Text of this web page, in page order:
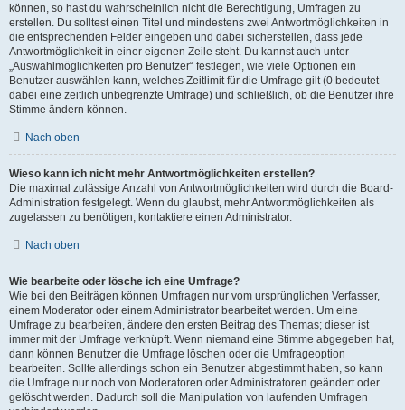
können, so hast du wahrscheinlich nicht die Berechtigung, Umfragen zu
erstellen. Du solltest einen Titel und mindestens zwei Antwortmöglichkeiten in
die entsprechenden Felder eingeben und dabei sicherstellen, dass jede
Antwortmöglichkeit in einer eigenen Zeile steht. Du kannst auch unter
„Auswahlmöglichkeiten pro Benutzer“ festlegen, wie viele Optionen ein
Benutzer auswählen kann, welches Zeitlimit für die Umfrage gilt (0 bedeutet
dabei eine zeitlich unbegrenzte Umfrage) und schließlich, ob die Benutzer ihre
Stimme ändern können.
Nach oben
Wieso kann ich nicht mehr Antwortmöglichkeiten erstellen?
Die maximal zulässige Anzahl von Antwortmöglichkeiten wird durch die Board-
Administration festgelegt. Wenn du glaubst, mehr Antwortmöglichkeiten als
zugelassen zu benötigen, kontaktiere einen Administrator.
Nach oben
Wie bearbeite oder lösche ich eine Umfrage?
Wie bei den Beiträgen können Umfragen nur vom ursprünglichen Verfasser,
einem Moderator oder einem Administrator bearbeitet werden. Um eine
Umfrage zu bearbeiten, ändere den ersten Beitrag des Themas; dieser ist
immer mit der Umfrage verknüpft. Wenn niemand eine Stimme abgegeben hat,
dann können Benutzer die Umfrage löschen oder die Umfrageoption
bearbeiten. Sollte allerdings schon ein Benutzer abgestimmt haben, so kann
die Umfrage nur noch von Moderatoren oder Administratoren geändert oder
gelöscht werden. Dadurch soll die Manipulation von laufenden Umfragen